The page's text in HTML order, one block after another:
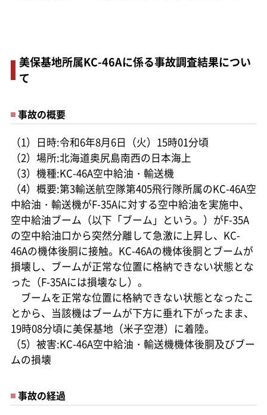
美保基地所属KC-46Aに係る事故調査結果につい
て
事故の概要
（1）日時:令和6年8月6日（火）15時01分頃
（2）場所:北海道奥尻島南西の日本海上
（3）機種:KC-46A空中給油・輸送機
（4）概要:第3輸送航空隊第405飛行隊所属のKC-46A空
中給油・輸送機がF-35Aに対する空中給油を実施中、
空中給油ブーム（以下「ブーム」という。）がF-35A
の空中給油口から突然分離して急激に上昇し、KC-
46Aの機体後胴に接触。KC-46Aの機体後胴とブームが
損壊し、ブームが正常な位置に格納できない状態とな
った（F-35Aには損壊なし）。
ブームを正常な位置に格納できない状態となったこ
とから、当該機はブームが下方に垂れ下がったまま、
19時08分頃に美保基地（米子空港）に着陸。
（5）被害:KC-46A空中給油・輸送機機体後胴及びブー
ムの損壊
事故の経過